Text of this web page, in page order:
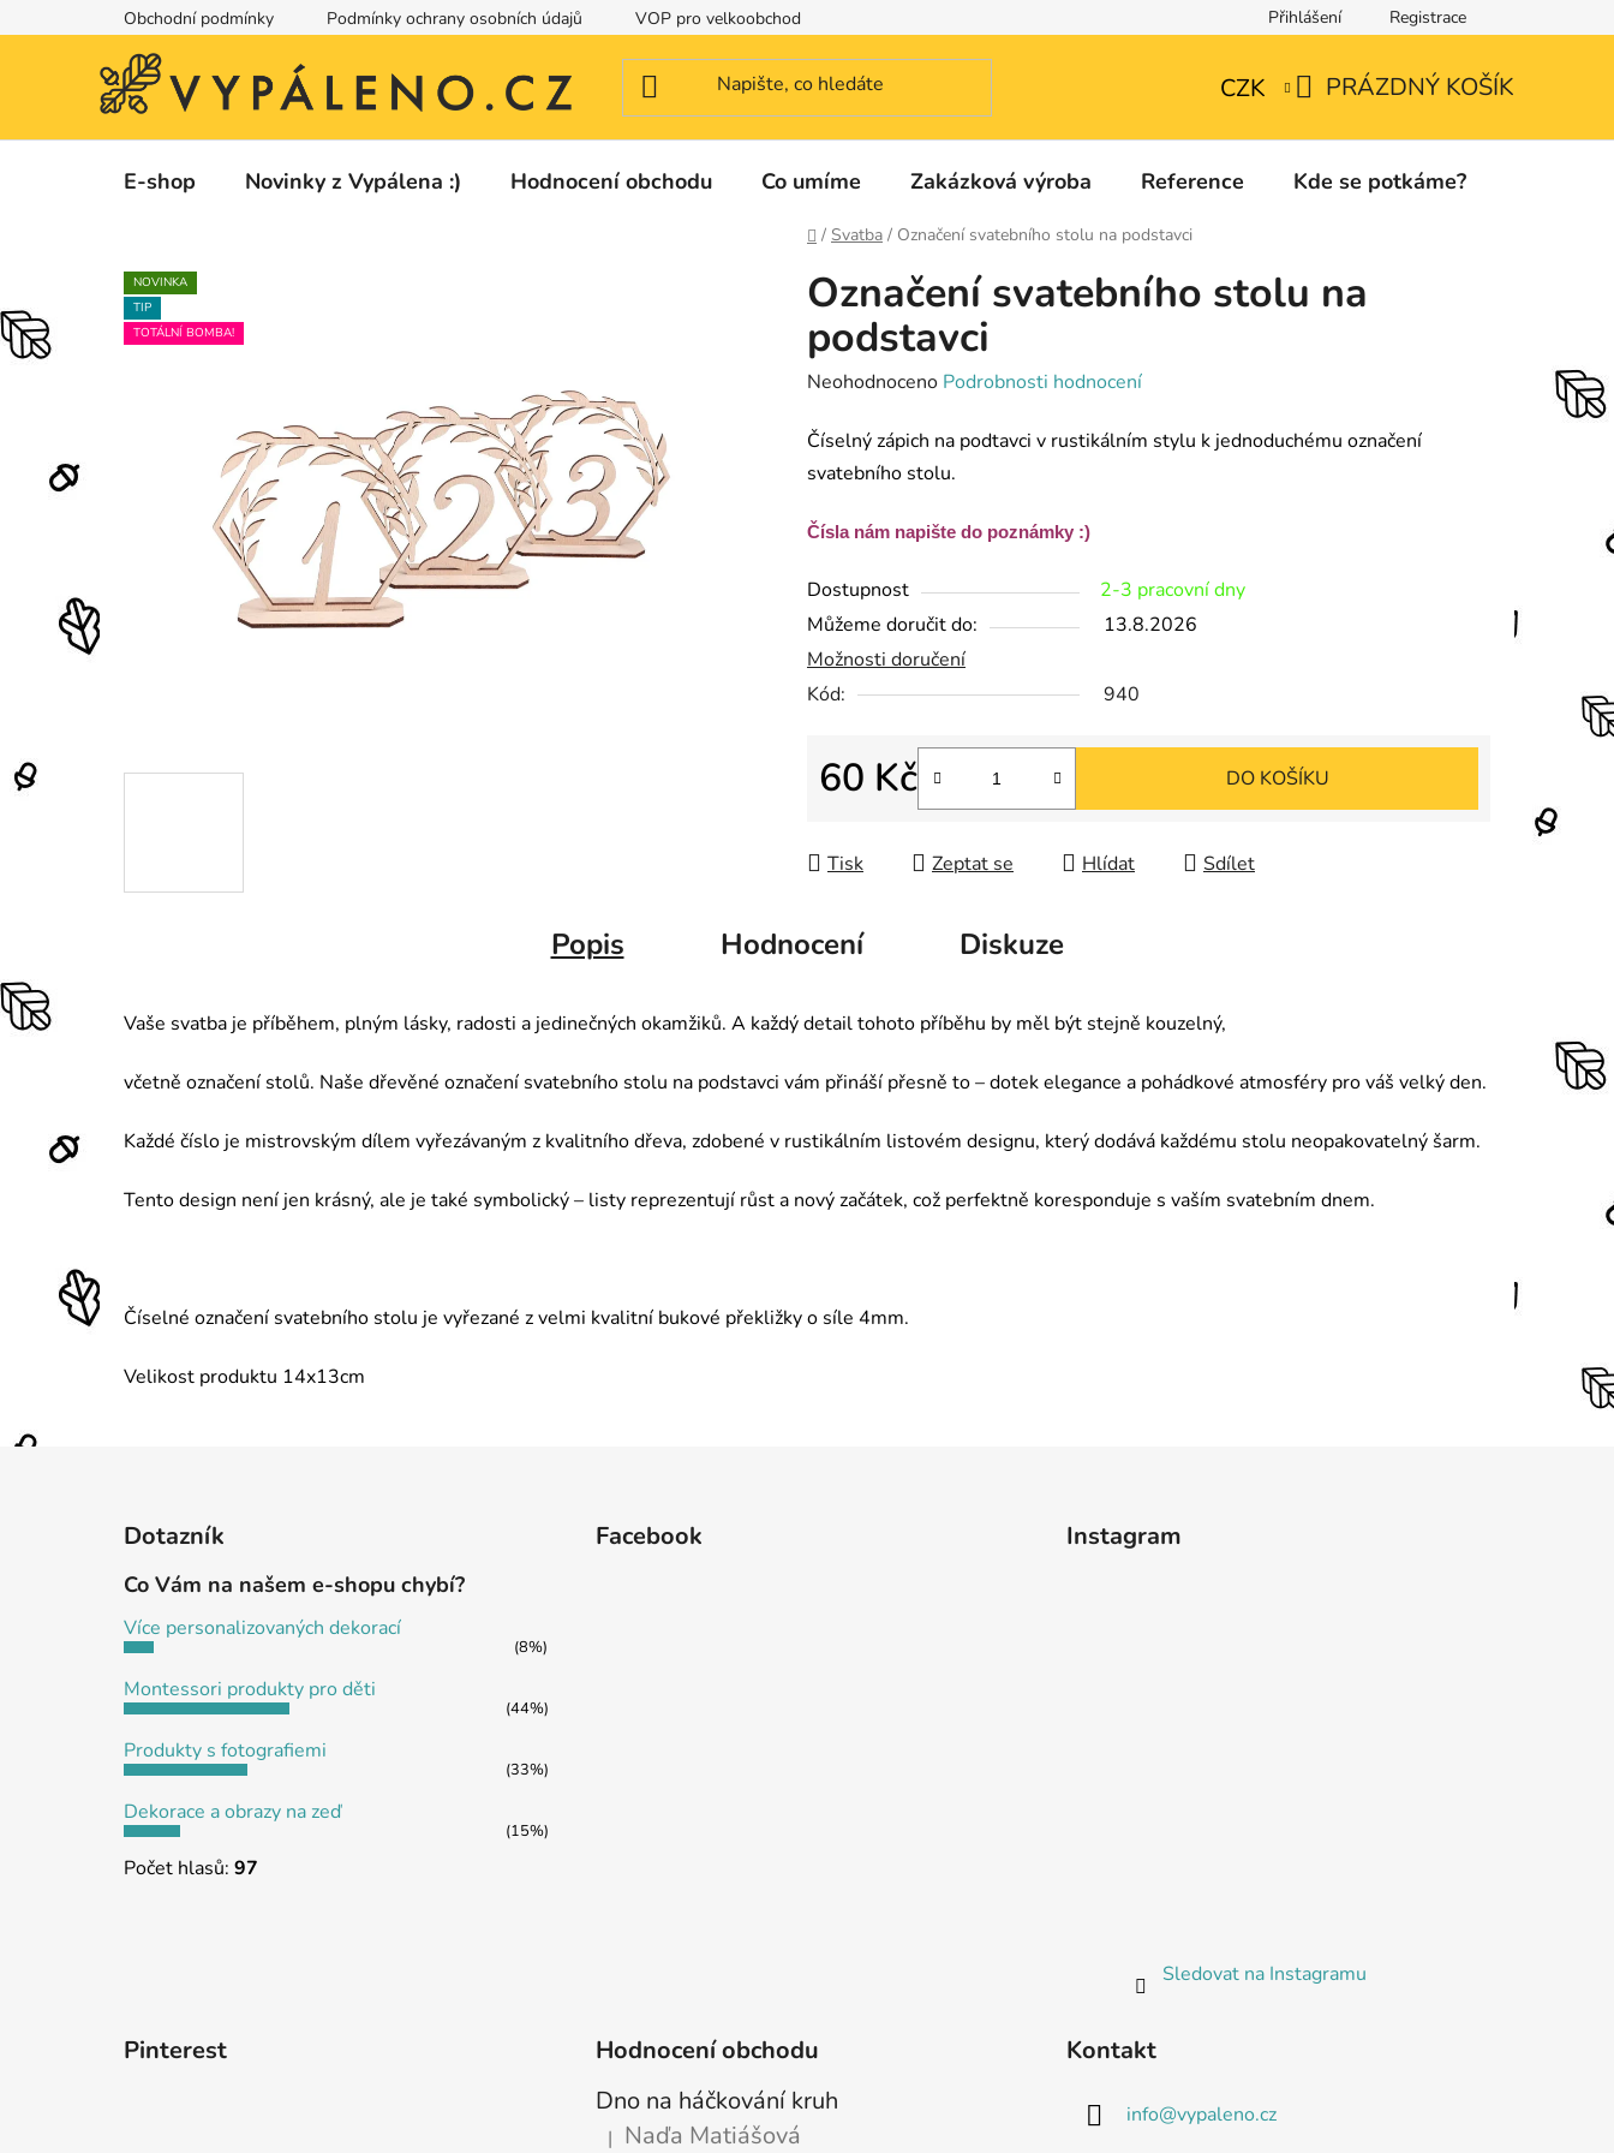
na
Obchodní podmínky Podmínky ochrany osobních údajů VOP pro velkoobchod Technické listy a informace o použitých materiálech
CZK
Přihlášení Registrace
KOŠÍK
PRÁZDNÝ KOŠÍK
E-shop Novinky z Vypálena :) Hodnocení obchodu Co umíme Zakázková výroba Reference Kde se potkáme?
Domů
/ Svatba / Označení svatebního stolu na podstavci
Označení svatebního stolu na
podstavci
Průměrné
produktu
je
z
5
hvězdiček.
Neohodnoceno Podrobnosti hodnocení
Číselný zápich na podtavci v rustikálním stylu k jednoduchému označení
svatebního stolu.
Čísla nám napište do poznámky :)
Dostupnost
2-3 pracovní dny
Můžeme doručit do:
13.8.2026
Možnosti doručení
Kód:
940
60 Kč
Měrná cena:
DO KOŠÍKU
Tisk Zeptat se Hlídat Sdílet
NOVINKA
TIP
TOTÁLNÍ BOMBA!
Popis Hodnocení Diskuze
Vaše svatba je příběhem, plným lásky, radosti a jedinečných okamžiků. A každý detail tohoto příběhu by měl být stejně kouzelný,
včetně označení stolů. Naše dřevěné označení svatebního stolu na podstavci vám přináší přesně to – dotek elegance a pohádkové atmosféry pro váš velký den.
Každé číslo je mistrovským dílem vyřezávaným z kvalitního dřeva, zdobené v rustikálním listovém designu, který dodává každému stolu neopakovatelný šarm.
Tento design není jen krásný, ale je také symbolický – listy reprezentují růst a nový začátek, což perfektně koresponduje s vaším svatebním dnem.
Číselné označení svatebního stolu je vyřezané z velmi kvalitní bukové překližky o síle 4mm.
Velikost produktu 14x13cm
Dotazník
Co Vám na našem e-shopu chybí?
Více personalizovaných dekorací
(8%)
Montessori produkty pro děti
(44%)
Produkty s fotografiemi
(33%)
Dekorace a obrazy na zeď
(15%)
Počet hlasů: 97
Facebook Instagram
Sledovat na Instagramu
Pinterest
Hodnocení obchodu
Dno na háčkování kruh
Hodnocení produktu je 5 z 5 hvězdiček.
| Naďa Matiášová
Kontakt
info@vypaleno.cz